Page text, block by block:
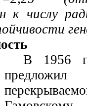
к числу
В 1956